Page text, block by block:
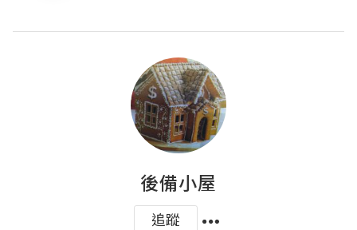
後備小屋
追蹤